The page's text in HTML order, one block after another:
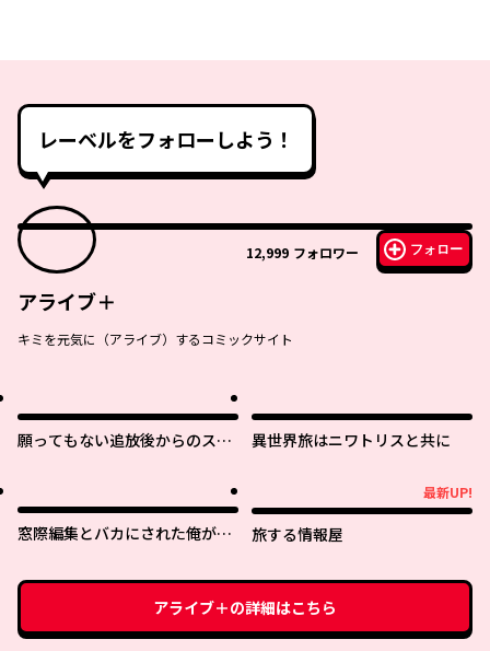
レーベルをフォローしよう！
12,999 フォロワー フォロー
アライブ＋
キミを元気に（アライブ）するコミックサイト
願ってもない追放後からのスロ
り行きで美少女ギャルの師匠に
なったらなぜかめちゃくちゃ懐
かれた〜
異世界旅はニワトリスと共に
窓際編集とバカにされた俺が、
た
最新UP!
旅する情報屋
アライブ＋の詳細はこちら